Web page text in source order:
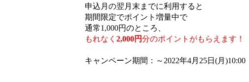
申込月の翌月末までに利用すると
期間限定でポイント増量中で
通常1,000円のところ、
もれなく 2,000円分のポイントがもらえます！
キャンペーン期間：～2022年4月25日(月)10:00